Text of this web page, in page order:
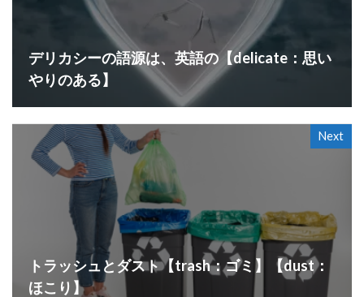
デリカシーの語源は、英語の【delicate：思い
やりのある】
Next
トラッシュとダスト【trash：ゴミ】【dust：
ほこり】